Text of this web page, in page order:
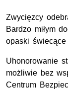
Zwycięzcy
Bardzo miłym
opaski
Uhonorowanie
możliwie bez
Centrum